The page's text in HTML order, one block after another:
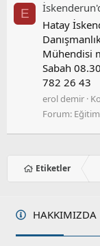
E
Hatay
Mühendisi
Sabah
782 26 43
erol demir
Forum:
Etiketler
HAKKIMIZDA